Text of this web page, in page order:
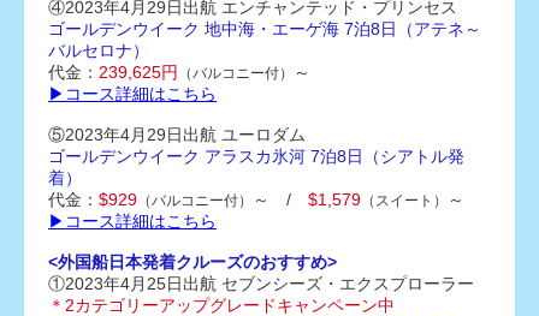
④2023年4月29日出航 エンチャンテッド・プリンセス
ゴールデンウイーク 地中海・エーゲ海 7泊8日（アテネ～
バルセロナ）
代金： 239,625円 （バルコニー付）
～
▶コース詳細はこちら
⑤2023年4月29日出航 ユーロダム
ゴールデンウイーク アラスカ氷河 7泊8日（シアトル発
着）
代金： $929 （バルコニー付） ～ / $1,579 （スイート）
～
▶コース詳細はこちら
<外国船日本発着クルーズのおすすめ>
①2023年4月25日出航 セブンシーズ・エクスプローラー
＊2カテゴリーアップグレードキャンペーン中